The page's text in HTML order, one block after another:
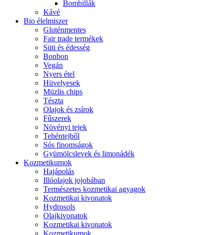
Bombillák
Kávé
Bio élelmiszer
Gluténmentes
Fair trade termékek
Süti és édesség
Bonbon
Vegán
Nyers étel
Hüvelyesek
Müzlis chips
Tészta
Olajok és zsírok
Fűszerek
Növényi tejek
Tehéntejből
Sós finomságok
Gyümölcslevek és limonádék
Kozmetikumok
Hajápolás
Illóolajok jojobában
Természetes kozmetikai agyagok
Kozmetikai kivonatok
Hydrosols
Olajkivonatok
Kozmetikai kivonatok